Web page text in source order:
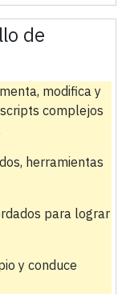
de
modifica y
complejos
herramientas
para lograr
y conduce